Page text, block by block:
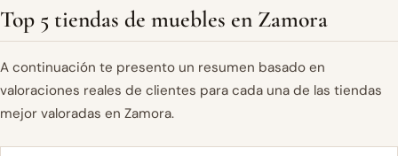
Top 5 tiendas de muebles en Zamora
A continuación te presento un resumen basado en
valoraciones reales de clientes para cada una de las tiendas
mejor valoradas en Zamora.